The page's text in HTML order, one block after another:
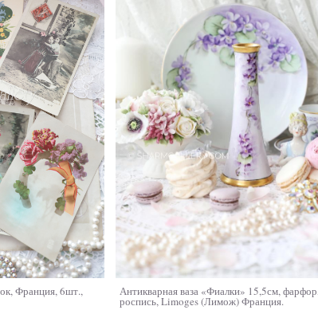
Франция, 6шт., Антикварная ваза «Фиалки» 15,5см,
роспись, Limoges (Лимож) Франция.